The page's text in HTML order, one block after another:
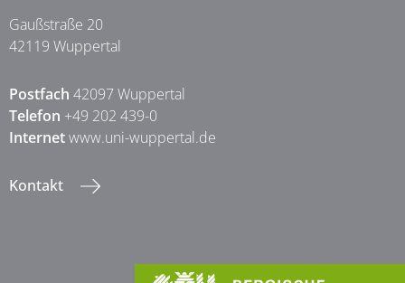
Gaußstraße 20
42119 Wuppertal
Postfach 42097 Wuppertal
Telefon +49 202 439-0
Internetwww.uni-wuppertal.de
Kontakt